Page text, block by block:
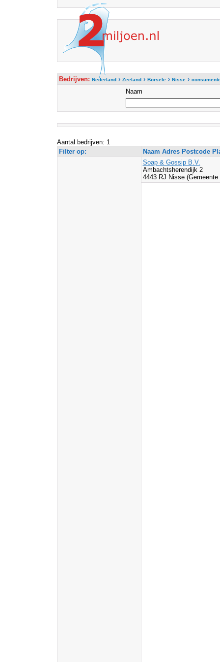
Bedrijven: Nederland› Zeeland› Borsele› Nisse›
Naam
Aantal bedrijven: 1
Filter op:
Naam Adres Postcode
Soap & Gossip B.V.
Ambachtsherendijk 2
4443 RJ Nisse (Gemeente